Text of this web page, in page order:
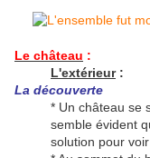
Le château :
L'extérieur:
La découverte
* Un château se
semble évident
solution pour